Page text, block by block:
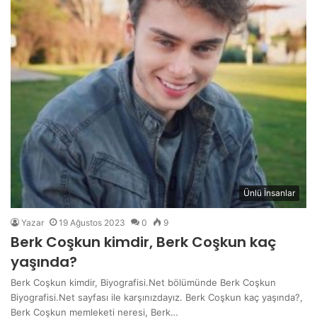
Ünlü İnsanlar
Yazar 19 Ağustos 2023 0 9
Berk Coşkun kimdir, Berk Coşkun kaç
yaşında?
Berk Coşkun kimdir, Biyografisi.Net bölümünde Berk Coşkun
Biyografisi.Net sayfası ile karşınızdayız. Berk Coşkun kaç yaşında?,
Berk Coşkun memleketi neresi, Berk…